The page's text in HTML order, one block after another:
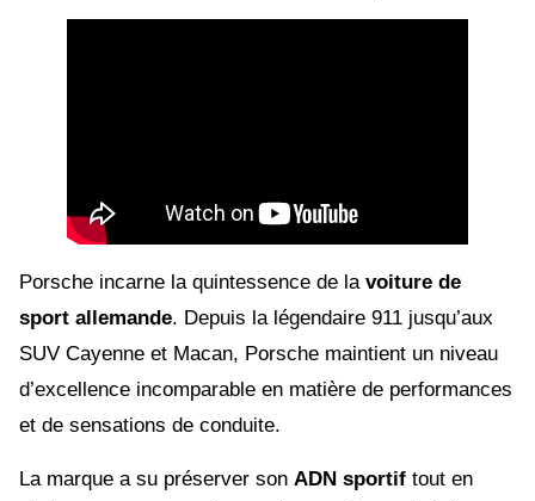
Porsche incarne la quintessence de la voiture de
sport allemande. Depuis la légendaire 911 jusqu’aux
SUV Cayenne et Macan, Porsche maintient un niveau
d’excellence incomparable en matière de performances
et de sensations de conduite.
La marque a su préserver son ADN sportif tout en